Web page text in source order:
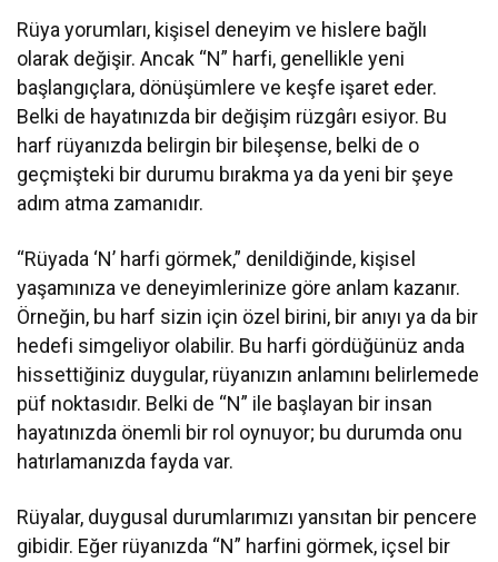
Rüya yorumları, kişisel deneyim ve hislere bağlı
olarak değişir. Ancak “N” harfi, genellikle yeni
başlangıçlara, dönüşümlere ve keşfe işaret eder.
Belki de hayatınızda bir değişim rüzgârı esiyor. Bu
harf rüyanızda belirgin bir bileşense, belki de o
geçmişteki bir durumu bırakma ya da yeni bir şeye
adım atma zamanıdır.
“Rüyada ‘N’ harfi görmek,” denildiğinde, kişisel
yaşamınıza ve deneyimlerinize göre anlam kazanır.
Örneğin, bu harf sizin için özel birini, bir anıyı ya da bir
hedefi simgeliyor olabilir. Bu harfi gördüğünüz anda
hissettiğiniz duygular, rüyanızın anlamını belirlemede
püf noktasıdır. Belki de “N” ile başlayan bir insan
hayatınızda önemli bir rol oynuyor; bu durumda onu
hatırlamanızda fayda var.
Rüyalar, duygusal durumlarımızı yansıtan bir pencere
gibidir. Eğer rüyanızda “N” harfini görmek, içsel bir